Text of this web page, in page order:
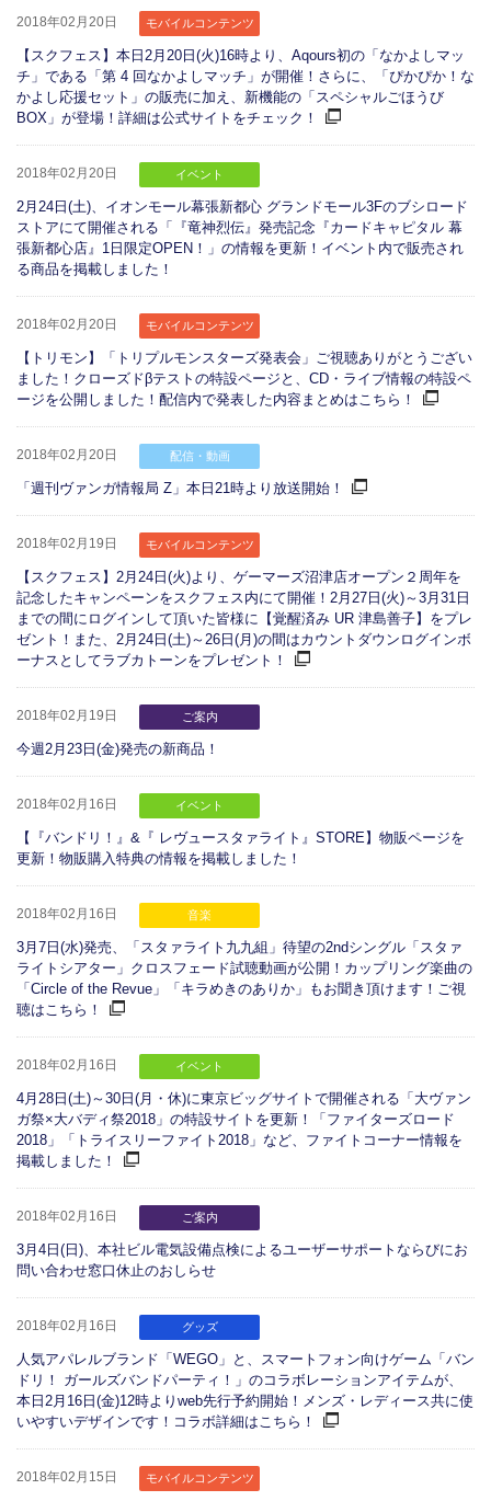
2018年02月20日 モバイルコンテンツ
【スクフェス】本日2月20日(火)16時より、Aqours初の「なかよしマッ
チ」である「第 4 回なかよしマッチ」が開催！さらに、「ぴかぴか！な
かよし応援セット」の販売に加え、新機能の「スペシャルごほうび
BOX」が登場！詳細は公式サイトをチェック！
2018年02月20日 イベント
2月24日(土)、イオンモール幕張新都心 グランドモール3Fのブシロード
ストアにて開催される「『竜神烈伝』発売記念『カードキャピタル 幕
張新都心店』1日限定OPEN！」の情報を更新！イベント内で販売され
る商品を掲載しました！
2018年02月20日 モバイルコンテンツ
【トリモン】「トリプルモンスターズ発表会」ご視聴ありがとうござい
ました！クローズドβテストの特設ページと、CD・ライブ情報の特設ペ
ージを公開しました！配信内で発表した内容まとめはこちら！
2018年02月20日 配信・動画
「週刊ヴァンガ情報局 Z」本日21時より放送開始！
2018年02月19日 モバイルコンテンツ
【スクフェス】2月24日(火)より、ゲーマーズ沼津店オープン２周年を
記念したキャンペーンをスクフェス内にて開催！2月27日(火)～3月31日
までの間にログインして頂いた皆様に【覚醒済み UR 津島善子】をプレ
ゼント！また、2月24日(土)～26日(月)の間はカウントダウンログインボ
ーナスとしてラブカトーンをプレゼント！
2018年02月19日 ご案内
今週2月23日(金)発売の新商品！
2018年02月16日 イベント
【『バンドリ！』&『 レヴュースタァライト』STORE】物販ページを
更新！物販購入特典の情報を掲載しました！
2018年02月16日 音楽
3月7日(水)発売、「スタァライト九九組」待望の2ndシングル「スタァ
ライトシアター」クロスフェード試聴動画が公開！カップリング楽曲の
「Circle of the Revue」「キラめきのありか」もお聞き頂けます！ご視
聴はこちら！
2018年02月16日 イベント
4月28日(土)～30日(月・休)に東京ビッグサイトで開催される「大ヴァン
ガ祭×大バディ祭2018」の特設サイトを更新！「ファイターズロード
2018」「トライスリーファイト2018」など、ファイトコーナー情報を
掲載しました！
2018年02月16日 ご案内
3月4日(日)、本社ビル電気設備点検によるユーザーサポートならびにお
問い合わせ窓口休止のおしらせ
2018年02月16日 グッズ
人気アパレルブランド「WEGO」と、スマートフォン向けゲーム「バン
ドリ！ ガールズバンドパーティ！」のコラボレーションアイテムが、
本日2月16日(金)12時よりweb先行予約開始！メンズ・レディース共に使
いやすいデザインです！コラボ詳細はこちら！
2018年02月15日 モバイルコンテンツ